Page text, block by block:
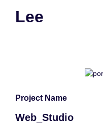
Lee
Project Name
Web_Studio